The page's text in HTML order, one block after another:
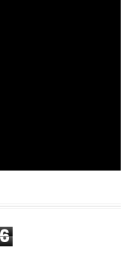
6